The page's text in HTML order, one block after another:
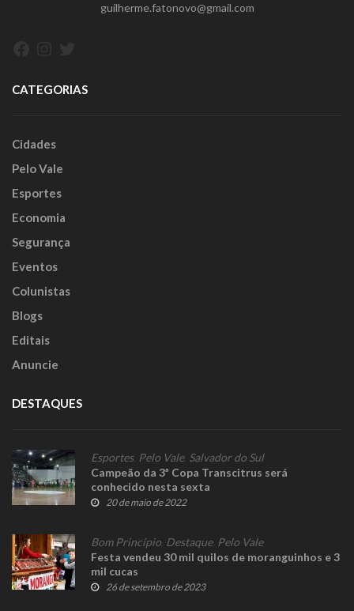
guilherme.fatonovo@gmail.com
CATEGORIAS
Cidades
Pelo Vale
Esportes
Economia
Segurança
Eventos
Colunistas
Blogs
Editais
Anuncie
DESTAQUES
Esportes, Pelo Vale, Salvador do Sul
Campeão da 3ª Copa Transcitrus será
conhecido nesta sexta
20 de maio de 2022
Bom Princípio Destaque, Pelo Vale
Festa vendeu 30 mil quilos de moranguinhos e 3
mil cucas
26 de setembro de 2023